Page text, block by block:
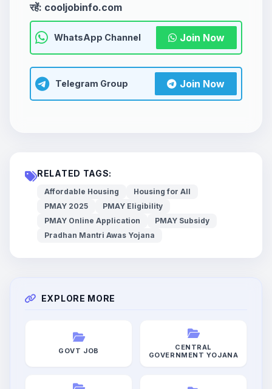
रहें: cooljobinfo.com
WhatsApp Channel Join Now
Telegram Group Join Now
RELATED TAGS:
Affordable Housing
Housing for All
PMAY 2025
PMAY Eligibility
PMAY Online Application
PMAY Subsidy
Pradhan Mantri Awas Yojana
EXPLORE MORE
GOVT JOB
CENTRAL
GOVERNMENT YOJANA